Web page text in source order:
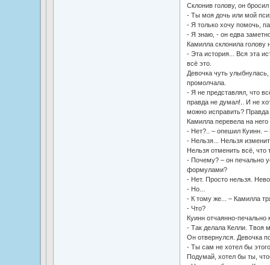
Склонив голову, он
- Ты моя дочь или мой
- Я только хочу помочь,
- Я знаю, - он едва
Камилла склонила голову
- Эта история... Вся эта
всё это.
Девочка чуть
промолчала.
- Я не представлял, что
правда не думал!.. И не
можно исправить?
Камилла перевела на него
- Нет?.. – опешил Куинн. –
- Нельзя... Нельзя
Нельзя отменить всё, что
- Почему? – он печально
формулами?
- Нет. Просто нельзя.
- Но...
- К тому же... – Камилла
- Что?
Куинн отчаянно-печально
- Так делала Келли. Твоя
Он отвернулся. Девочка
- Ты сам не хотел бы
Подумай, хотел бы ты,